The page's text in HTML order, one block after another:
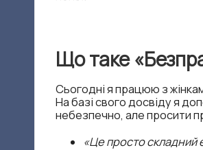
о
р
е
Що таке
Сьогодні я працюю з
На базі свого досвіду я
небезпечно, але просити
«Це просто складний